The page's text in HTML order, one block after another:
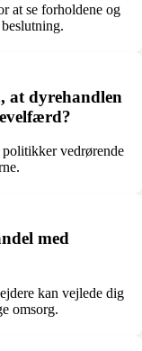
at se forholdene og
at dyrehandlen
vedrørende
med
kan vejlede dig
omsorg.